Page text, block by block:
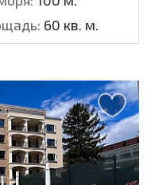
60 кв. м.